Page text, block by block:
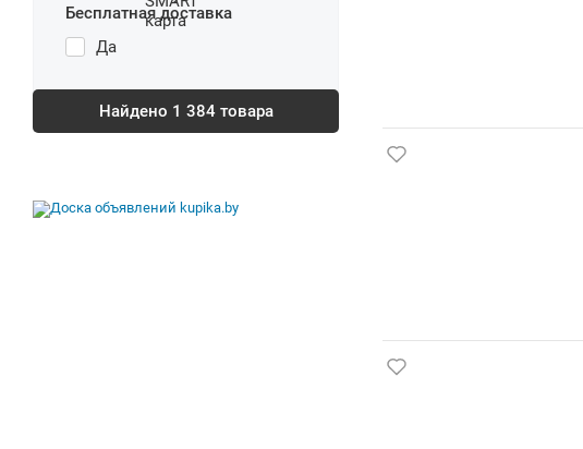
Бесплатная доставка
Да
Найдено 1 384 товара